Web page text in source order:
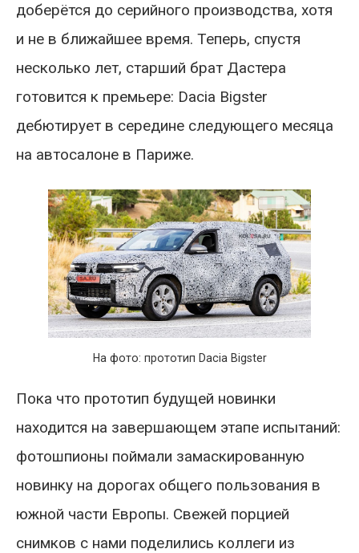
доберётся до серийного производства, хотя
и не в ближайшее время. Теперь, спустя
несколько лет, старший брат Дастера
готовится к премьере: Dacia Bigster
дебютирует в середине следующего месяца
на автосалоне в Париже.
На фото: прототип Dacia Bigster
Пока что прототип будущей новинки
находится на завершающем этапе испытаний:
фотошпионы поймали замаскированную
новинку на дорогах общего пользования в
южной части Европы. Свежей порцией
снимков с нами поделились коллеги из